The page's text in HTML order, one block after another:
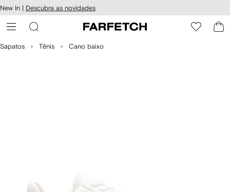
o
New In | Descubra as novidades
Sapatos Tênis Cano baixo